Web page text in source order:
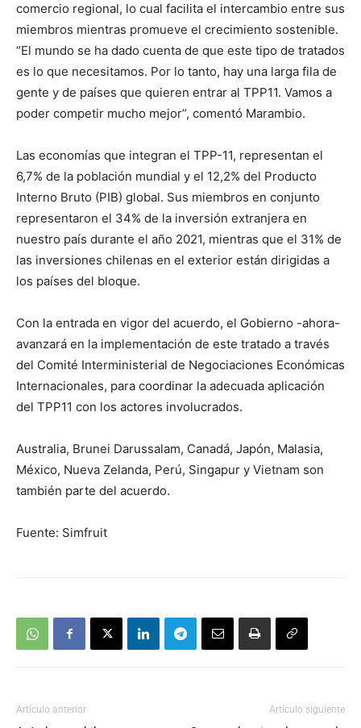
comercio regional, lo cual facilita el intercambio entre sus
miembros mientras promueve el crecimiento sostenible.
“El mundo se ha dado cuenta de que este tipo de tratados
es lo que necesitamos. Por lo tanto, hay una larga fila de
gente y de países que quieren entrar al TPP11. Vamos a
poder competir mucho mejor”, comentó Marambio.
Las economías que integran el TPP-11, representan el
6,7% de la población mundial y el 12,2% del Producto
Interno Bruto (PIB) global. Sus miembros en conjunto
representaron el 34% de la inversión extranjera en
nuestro país durante el año 2021, mientras que el 31% de
las inversiones chilenas en el exterior están dirigidas a
los países del bloque.
Con la entrada en vigor del acuerdo, el Gobierno -ahora-
avanzará en la implementación de este tratado a través
del Comité Interministerial de Negociaciones Económicas
Internacionales, para coordinar la adecuada aplicación
del TPP11 con los actores involucrados.
Australia, Brunei Darussalam, Canadá, Japón, Malasia,
México, Nueva Zelanda, Perú, Singapur y Vietnam son
también parte del acuerdo.
Fuente: Simfruit
Artículo anterior Artículo siguiente